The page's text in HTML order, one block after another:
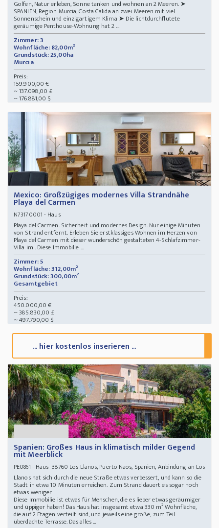
Golfen, Natur erleben, Sonne tanken und wohnen an 2 Meeren. ➤
SPANIEN, Region Murcia, Costa Calida an zwei Meeren mit viel
Sonnenschein und einzigartigem Klima ➤ Die lichtdurchflutete
geräumige Penthouse-Wohnung hat 2 ...
Zimmer: 3
Wohnfläche: 82,00m²
Grundstück: 25,00ha
Murcia
Preis:
159.900,00 €
~ 137.098,00 £
~ 176.881,00 $
Mexico: Großzügiges modernes Villa Strandnähe
Playa del Carmen
N73170001 - Haus
Playa del Carmen. Sicherheit und modernes Design. Nur einige Minuten
von Strand entfernt. Erleben Sie erstklassiges Wohnen im Herzen von
Playa del Carmen mit dieser wunderschön gestalteten 4-Schlafzimmer-
Villa im . Diese Immobilie ...
Zimmer: 5
Wohnfläche: 312,00m²
Grundstück: 300,00m²
Gesamtgebiet
Preis:
450.000,00 €
~ 385.830,00 £
~ 497.790,00 $
... hier kostenlos inserieren ...
Spanien: Großes Haus in klimatisch milder Gegend
mit Meerblick
PE0861 - Haus 38760 Los Llanos, Puerto Naos, Spanien, Anbindung an Los
Llanos hat sich durch die neue Straße etwas verbessert, und kann so die
Stadt in etwa 10 Minuten erreichen. Zum Strand dauert es sogar noch
etwas weniger
Diese Immobilie ist etwas für Menschen, die es lieber etwas geräumiger
und üppiger haben! Das Haus hat insgesamt etwa 330 m² Wohnfläche,
die auf 2 Etagen verteilt sind, und jeweils eine große, zum Teil
überdachte Terrasse. Das alles ...